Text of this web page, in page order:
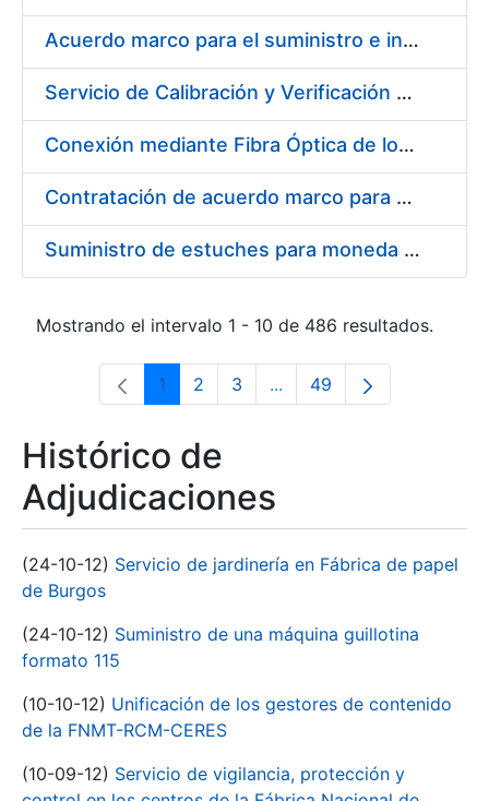
Acuerdo marco para el suministro e instalación de persianas, estores y otros complementos
Servicio de Calibración y Verificación Externa de los Equipos de Medición del Servicio de Prevención de la FNMT-RCM
Conexión mediante Fibra Óptica de los Centros de Proceso de Datos (CPDs) de las sedes de la FNMT-RCM de Burgos y Madrid
Contratación de acuerdo marco para el Suministro de Material de Electricidad para la Fábrica Nacional de Moneda y Timbre-Real Casa de la Moneda en su centro de trabajo de Burgos
Suministro de estuches para moneda de 30 €
Mostrando el intervalo 1 - 10 de 486 resultados.
Página
1 Página
2 Página
3 ...Páginas intermedias Use
Página
49
Histórico de
Adjudicaciones
(24-10-12) Servicio de jardinería en Fábrica de papel
de Burgos
(24-10-12) Suministro de una máquina guillotina
formato 115
(10-10-12) Unificación de los gestores de contenido
de la FNMT-RCM-CERES
(10-09-12) Servicio de vigilancia, protección y